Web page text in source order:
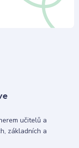
učitelů a
základních a